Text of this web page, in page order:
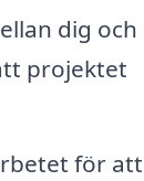
dig och
projektet
för att